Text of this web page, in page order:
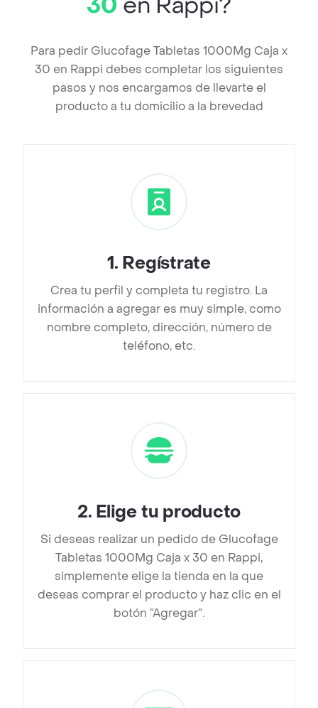
Para pedir Glucofage Tabletas 1000Mg Caja x
30 en Rappi debes completar los siguientes
pasos y nos encargamos de llevarte el
producto a tu domicilio a la brevedad
1. Regístrate
Crea tu perfil y completa tu registro. La
información a agregar es muy simple, como
nombre completo, dirección, número de
teléfono, etc.
2. Elige tu producto
Si deseas realizar un pedido de Glucofage
Tabletas 1000Mg Caja x 30 en Rappi,
simplemente elige la tienda en la que
deseas comprar el producto y haz clic en el
botón “Agregar”.